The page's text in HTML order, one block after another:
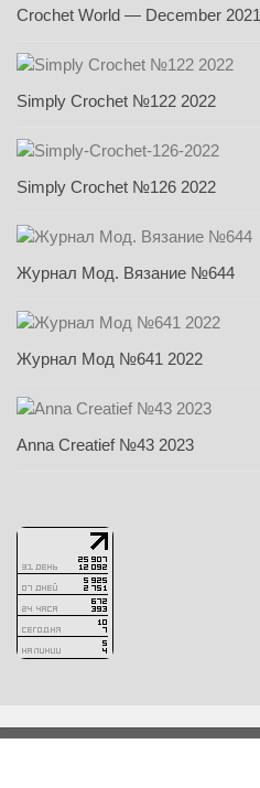
Crochet World — December 2021
Simply Crochet №122 2022
Simply Crochet №126 2022
Журнал Мод. Вязание №644
Журнал Мод №641 2022
Anna Creatief №43 2023